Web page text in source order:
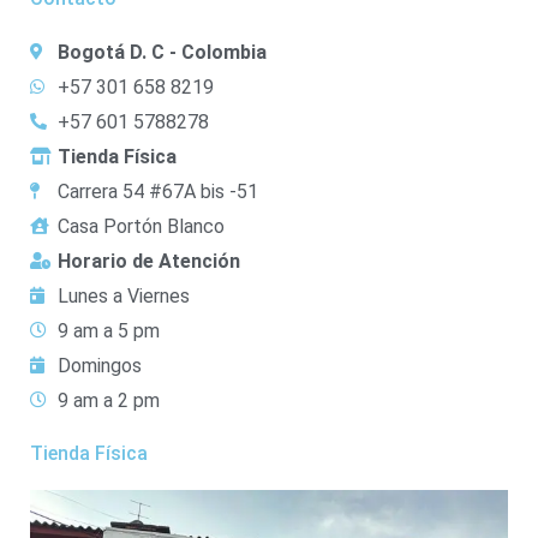
Bogotá D. C - Colombia
+57 301 658 8219
+57 601 5788278
Tienda Física
Carrera 54 #67A bis -51
Casa Portón Blanco
Horario de Atención
Lunes a Viernes
9 am a 5 pm
Domingos
9 am a 2 pm
Tienda Física